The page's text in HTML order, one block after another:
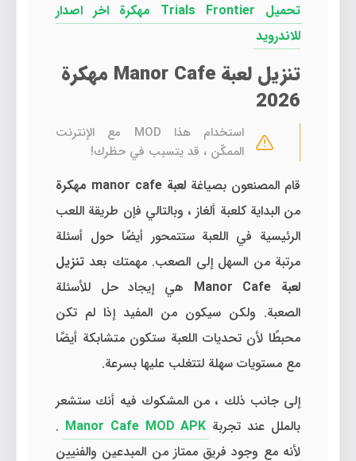
تحميل Trials Frontier مهكرة اخر اصدار
للاندرويد
تنزيل لعبة Manor Cafe مهكرة
2026
استخدام هذا MOD مع الإنترنت
الممكّن ، قد يتسبب في حظرك!
قام المصنعون بصياغة لعبة manor cafe مهكرة
من البداية كلعبة ألغاز ، وبالتالي فإن طريقة اللعب
الرئيسية في اللعبة ستتمحور أيضًا حول أسئلة
مرتبة من السهل إلى الصعب. مهمتك بعد تنزيل
لعبة Manor Cafe
هي إيجاد حل للأسئلة
الصعبة. ولكن سيكون من المفيد إذا لم تكن
محبطًا لأن تحديات اللعبة ستكون متشابكة أيضًا
مع مستويات سهلة لتتغلب عليها بسرعة.
إلى جانب ذلك ، من المشكوك فيه أنك ستشعر
بالملل عند تجربة Manor Cafe MOD APK
.
لأنه مع وجود فريق ممتاز من المبدعين والفنيين